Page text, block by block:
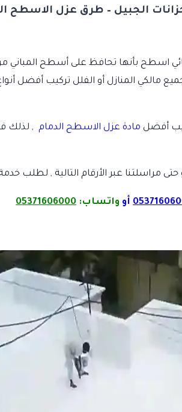
اسطح بأنها تحافظ على أسطح المباني
مالكي المنازل أو الفلل تركيب أفضل
أفضل مادة عزل الاسطح الدمام , لذلك
حتى مراسلتنا عبر الأرقام التالية , لطلب
أو واتساب: 05371606000